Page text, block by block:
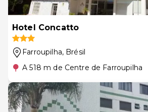
Hotel Concatto
Farroupilha, Brésil
A 518 m de Centre de Farroupilha